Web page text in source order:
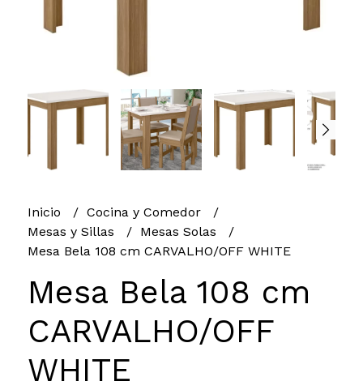
Inicio
Cocina y Comedor
Mesas y Sillas
Mesas Solas
Mesa Bela 108 cm CARVALHO/OFF WHITE
Mesa Bela 108 cm
CARVALHO/OFF
WHITE